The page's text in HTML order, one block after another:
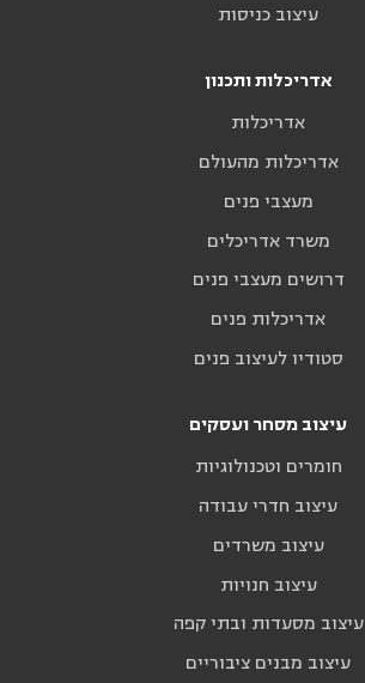
עיצוב כניסות
אדריכלות ותכנון
אדריכלות
אדריכלות מהעולם
מעצבי פנים
משרד אדריכלים
דרושים מעצבי פנים
אדריכלות פנים
סטודיו לעיצוב פנים
עיצוב מסחר ועסקים
חומרים וטכנולוגיות
עיצוב חדרי עבודה
עיצוב משרדים
עיצוב חנויות
עיצוב מסעדות ובתי קפה
עיצוב מבנים ציבוריים